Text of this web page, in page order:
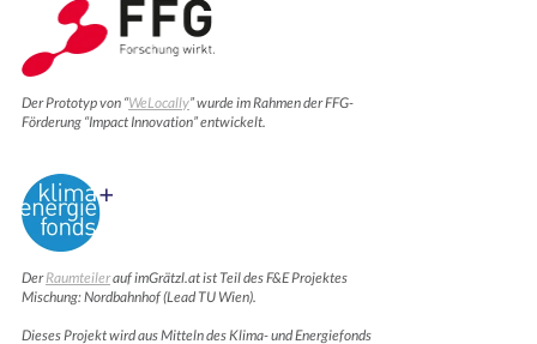
Der Prototyp von “WeLocally” wurde im Rahmen der FFG-
Förderung “Impact Innovation” entwickelt.
DerRaumteilerauf imGrätzl.at ist Teil des F&E Projektes
Mischung: Nordbahnhof (Lead TU Wien).
Dieses Projekt wird aus Mitteln des Klima- und Energiefonds